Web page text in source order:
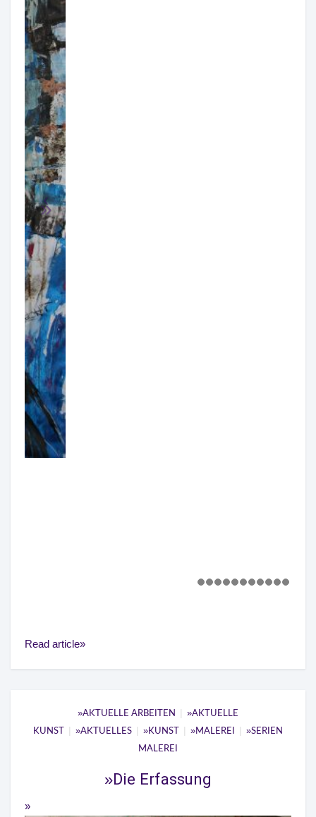
Read article
AKTUELLE ARBEITEN |
AKTUELLE
KUNST
| AKTUELLES | KUNST | MALEREI |
SERIEN
MALEREI
Die Erfassung